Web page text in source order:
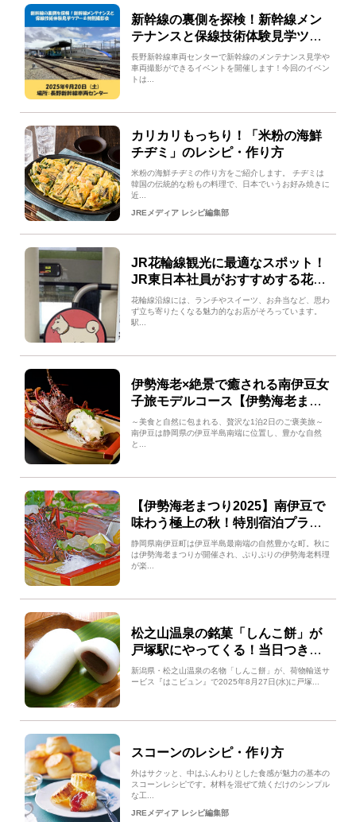
新幹線の裏側を探検！新幹線メン
テナンスと保線技術体験見学ツア
ー＆特別撮影会
長野新幹線車両センターで新幹線のメンテナンス見学や
車両撮影ができるイベントを開催します！今回のイベン
トは...
カリカリもっちり！「米粉の海鮮
チヂミ」のレシピ・作り方
米粉の海鮮チヂミの作り方をご紹介します。 チヂミは
韓国の伝統的な粉もの料理で、日本でいうお好み焼きに
近...
JREメディア レシピ編集部
JR花輪線観光に最適なスポット！
JR東日本社員がおすすめする花輪
線沿線のお店をご紹介
花輪線沿線には、ランチやスイーツ、お弁当など、思わ
ず立ち寄りたくなる魅力的なお店がそろっています。
駅...
伊勢海老×絶景で癒される南伊豆女
子旅モデルコース【伊勢海老まつ
り2025】
～美食と自然に包まれる、贅沢な1泊2日のご褒美旅～
南伊豆は静岡県の伊豆半島南端に位置し、豊かな自然
と...
【伊勢海老まつり2025】南伊豆で
味わう極上の秋！特別宿泊プラン
で伊勢海老を食べに行こう！
静岡県南伊豆町は伊豆半島最南端の自然豊かな町。秋に
は伊勢海老まつりが開催され、ぷりぷりの伊勢海老料理
が楽...
松之山温泉の銘菓「しんこ餅」が
戸塚駅にやってくる！当日つきた
てで味わおう
新潟県・松之山温泉の名物「しんこ餅」が、荷物輸送サ
ービス『はこビュン』で2025年8月27日(水)に戸塚...
スコーンのレシピ・作り方
外はサクッと、中はふんわりとした食感が魅力の基本の
スコーンレシピです。材料を混ぜて焼くだけのシンプル
な工...
JREメディア レシピ編集部